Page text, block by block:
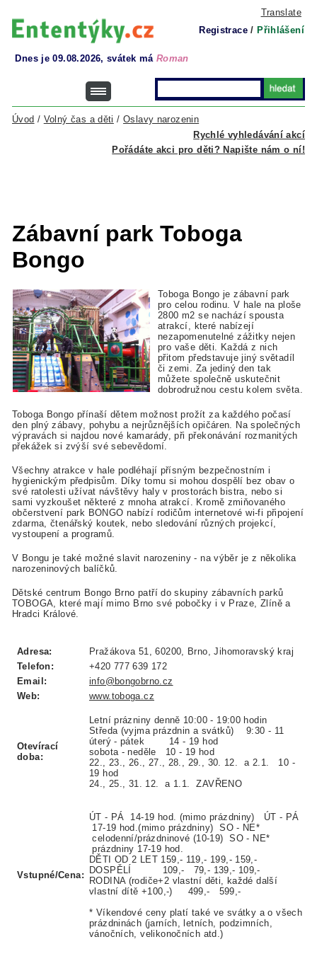
Translate
Registrace / Přihlášení
Dnes je 09.08.2026, svátek má Roman
Rychlé vyhledávání akcí
Úvod / Volný čas a děti /Oslavy narozenin
Pořádáte akci pro děti? Napište nám o ní!
Zábavní park Toboga
Bongo
Toboga Bongo je zábavní park
pro celou rodinu. V hale na ploše
2800 m2 se nachází spousta
atrakcí, které nabízejí
nezapomenutelné zážitky nejen
pro vaše děti. Každá z nich
přitom představuje jiný světadíl
či zemi. Za jediný den tak
můžete společně uskutečnit
dobrodružnou cestu kolem světa.
Toboga Bongo přínaší dětem možnost prožít za každého počasí
den plný zábavy, pohybu a nejrůznějších opičáren. Na společných
výpravách si najdou nové kamarády, při překonávání rozmanitých
překážek si zvýší své sebevědomí.
Všechny atrakce v hale podléhají přísným bezpečnostním i
hygienickým předpisům. Díky tomu si mohou dospělí bez obav o
své ratolesti užívat návštěvy haly v prostorách bistra, nebo si
sami vyzkoušet některé z mnoha atrakcí. Kromě zmiňovaného
občerstvení park BONGO nabízí rodičům internetové wi-fi připojení
zdarma, čtenářský koutek, nebo sledování různých projekcí,
vystoupení a programů.
V Bongu je také možné slavit narozeniny - na výběr je z několika
narozeninových balíčků.
Dětské centrum Bongo Brno patří do skupiny zábavních parků
TOBOGA, které mají mimo Brno své pobočky i v Praze, Zlíně a
Hradci Králové.
Adresa:
Pražákova 51, 60200, Brno, Jihomoravský kraj
Telefon:
+420 777 639 172
Email:
info@bongobrno.cz
Web:
www.toboga.cz
Otevírací
doba:
Letní prázniny denně 10:00 - 19:00 hodin
Středa (vyjma prázdnin a svátků) 9:30 - 11
úterý - pátek 14 - 19 hod
sobota - neděle 10 - 19 hod
22., 23., 26., 27., 28., 29., 30. 12. a 2.1. 10 -
19 hod
24., 25., 31. 12. a 1.1. ZAVŘENO
Vstupné/Cena:
ÚT - PÁ 14-19 hod. (mimo prázdniny) ÚT - PÁ
17-19 hod.(mimo prázdniny)SO - NE*
celodenní/prázdninové (10-19)SO - NE*
prázdniny 17-19 hod.
DĚTI OD 2 LET 159,- 119,- 199,- 159,-
DOSPĚLÍ 109,- 79,- 139,- 109,-
RODINA (rodiče+2 vlastní děti, každé další
vlastní dítě +100,-) 499,- 599,-
* Víkendové ceny platí také ve svátky a o všech
prázdninách (jarních, letních, podzimních,
vánočních, velikonočních atd.)